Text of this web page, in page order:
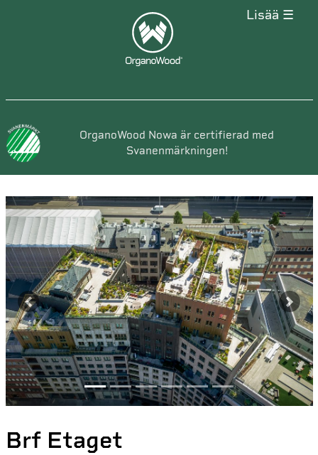
lisää ☰
OrganoWood Nowa är certifierad med
Svanenmärkningen!
Previous Next
Brf Etaget